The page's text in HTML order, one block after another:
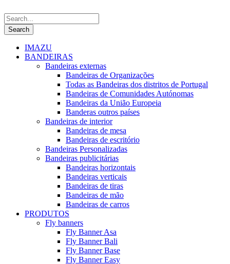
IMAZU
BANDEIRAS
Bandeiras externas
Bandeiras de Organizações
Todas as Bandeiras dos distritos de Portugal
Bandeiras de Comunidades Autónomas
Bandeiras da União Europeia
Banderas outros países
Bandeiras de interior
Bandeiras de mesa
Bandeiras de escritório
Bandeiras Personalizadas
Bandeiras publicitárias
Bandeiras horizontais
Bandeiras verticais
Bandeiras de tiras
Bandeiras de mão
Bandeiras de carros
PRODUTOS
Fly banners
Fly Banner Asa
Fly Banner Bali
Fly Banner Base
Fly Banner Easy